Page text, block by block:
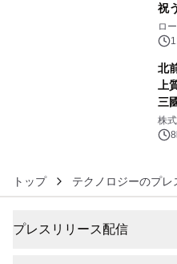
祝
を
催
ラ
ア
メ
ロ
北
上
三
株
トップ テクノロジーのプ
プレスリリース配信